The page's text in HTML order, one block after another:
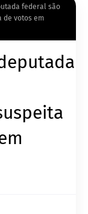
federal são
de votos em